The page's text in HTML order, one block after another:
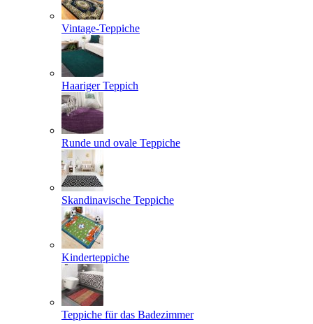
Vintage-Teppiche
Haariger Teppich
Runde und ovale Teppiche
Skandinavische Teppiche
Kinderteppiche
Teppiche für das Badezimmer